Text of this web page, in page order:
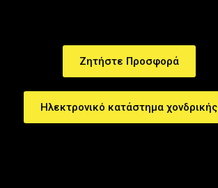
Ζητήστε Προσφορά
Ηλεκτρονικό κατάστημα χονδρικής